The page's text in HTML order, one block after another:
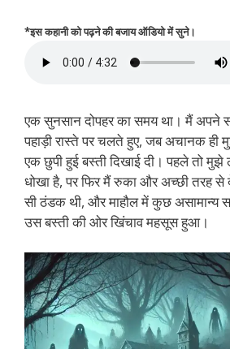
*इस कहानी को पढ़ने की बजाय ऑडियो में सुने।
एक सुनसान दोपहर का समय था। मैं अपने
पहाड़ी रास्ते पर चलते हुए, जब अचानक
एक छुपी हुई बस्ती दिखाई दी। पहले तो
धोखा है, पर फिर मैं रुका और अच्छी तरह
सी ठंडक थी, और माहौल में कुछ असामान्य
उस बस्ती की ओर खिंचाव महसूस हुआ।